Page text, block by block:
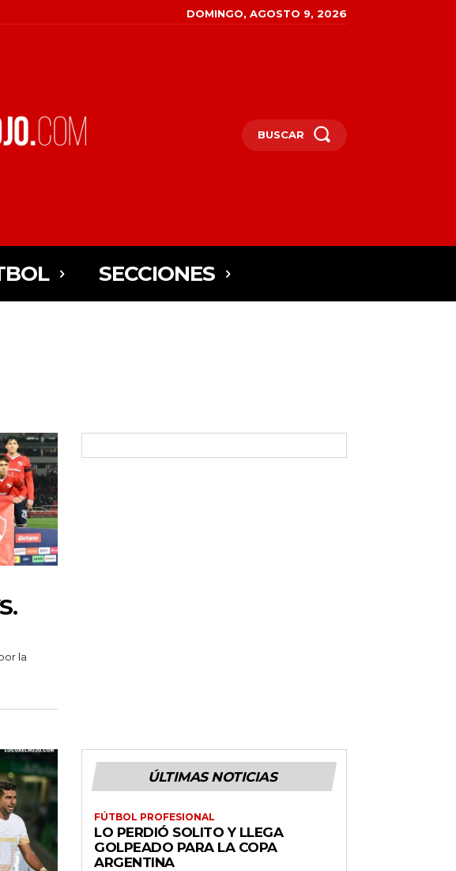
DOMINGO, AGOSTO 9, 2026
BUSCAR
SECCIONES
la
ÚLTIMAS NOTICIAS
FÚTBOL PROFESIONAL
LO PERDIÓ SOLITO Y LLEGA
GOLPEADO PARA LA COPA
ARGENTINA